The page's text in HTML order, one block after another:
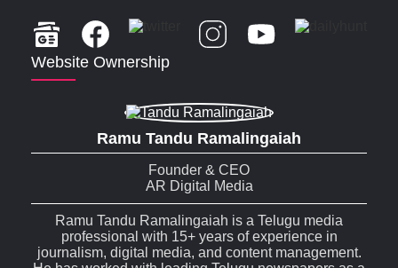
Website Ownership
Ramu Tandu Ramalingaiah
Founder & CEO
AR Digital Media
Ramu Tandu Ramalingaiah is a Telugu media
professional with 15+ years of experience in
journalism, digital media, and content management.